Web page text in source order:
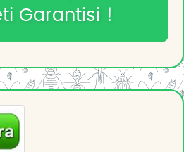
Garantisi !